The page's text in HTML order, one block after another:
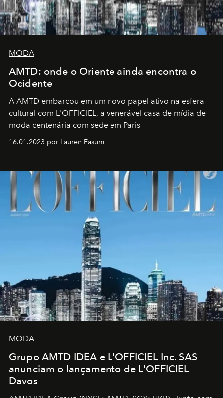
MODA
AMTD: onde o Oriente ainda encontra o
Ocidente
A AMTD embarcou em um novo papel ativo na esfera
cultural com L'OFFICIEL, a venerável casa de mídia de
moda centenária com sede em Paris
16.01.2023 por Lauren Easum
MODA
Grupo AMTD IDEA e L'OFFICIEL Inc. SAS
anunciam o lançamento de L'OFFICIEL
Davos